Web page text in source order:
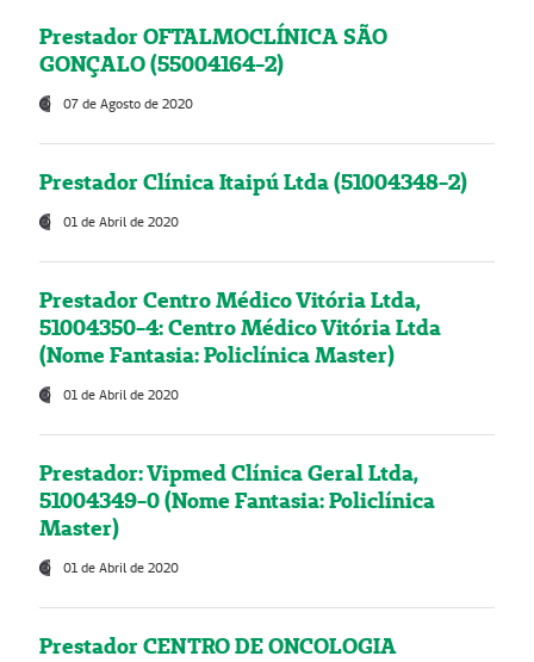
Prestador OFTALMOCLÍNICA SÃO
GONÇALO (55004164-2)
07 de Agosto de 2020
Prestador Clínica Itaipú Ltda (51004348-2)
01 de Abril de 2020
Prestador Centro Médico Vitória Ltda,
51004350-4: Centro Médico Vitória Ltda
(Nome Fantasia: Policlínica Master)
01 de Abril de 2020
Prestador: Vipmed Clínica Geral Ltda,
51004349-0 (Nome Fantasia: Policlínica
Master)
01 de Abril de 2020
Prestador CENTRO DE ONCOLOGIA